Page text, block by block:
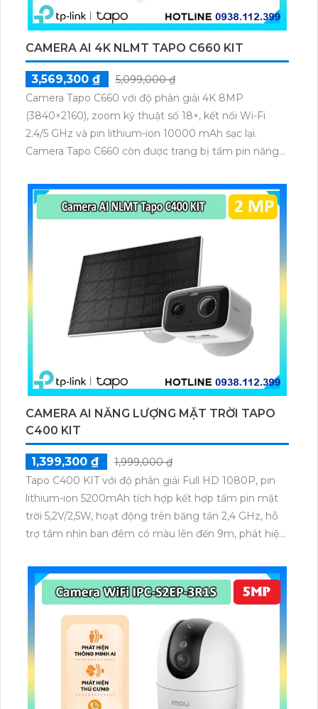
CAMERA AI 4K NLMT TAPO C660 KIT
3,569,300 ₫
5,099,000 ₫
Camera Tapo C660 với độ phân giải 4K 8MP
(3840×2160), zoom kỹ thuật số 18×, kết nối Wi-Fi
2.4/5 GHz và pin lithium-ion 10000 mAh sạc lại.
Camera Tapo C660 còn được trang bị tấm pin năng
thú cưng, phương tiện, lưu trữ thẻ microSD tối đa 512
GB.
CAMERA AI NĂNG LƯỢNG MẶT TRỜI TAPO
C400 KIT
1,399,300 ₫
1,999,000 ₫
Tapo C400 KIT với độ phân giải Full HD 1080P, pin
lithium-ion 5200mAh tích hợp kết hợp tấm pin mặt
trời 5,2V/2,5W, hoạt động trên băng tần 2,4 GHz, hỗ
trợ tầm nhìn ban đêm có màu lên đến 9m, phát hiện
dữ liệu qua thẻ microSD lên đến 512GB.